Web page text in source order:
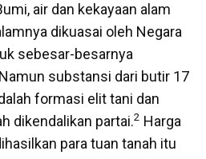
air dan kekayaan alam
dikuasai oleh Negara
sebesar-besarnya
substansi dari butir 17
formasi elit tani dan
dikendalikan partai.2 Harga
para tuan tanah itu